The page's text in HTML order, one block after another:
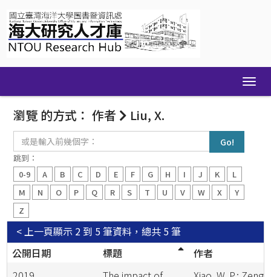
navigation
瀏覽 的方式： 作者 Liu, X.
入
前
幾
個
跳到：
0-9
A B C D E F G H I J K
L
M
N O P Q R S T U V W X
Y
Z
顯示 2 到 5 筆資料，總共 5 筆
< 上一頁
公開日期
標題
作者